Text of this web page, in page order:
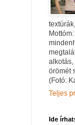
alkotás,
örömét
(Fotó:
Teljes
Ide